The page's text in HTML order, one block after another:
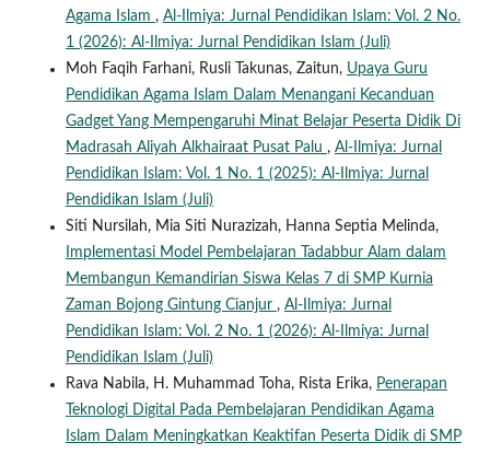
Agama Islam , Al-Ilmiya: Jurnal Pendidikan Islam: Vol. 2 No.
1 (2026): Al-Ilmiya: Jurnal Pendidikan Islam (Juli)
Moh Faqih Farhani, Rusli Takunas, Zaitun, Upaya Guru
Pendidikan Agama Islam Dalam Menangani Kecanduan
Gadget Yang Mempengaruhi Minat Belajar Peserta Didik Di
Madrasah Aliyah Alkhairaat Pusat Palu , Al-Ilmiya: Jurnal
Pendidikan Islam: Vol. 1 No. 1 (2025): Al-Ilmiya: Jurnal
Pendidikan Islam (Juli)
Siti Nursilah, Mia Siti Nurazizah, Hanna Septia Melinda,
Implementasi Model Pembelajaran Tadabbur Alam dalam
Membangun Kemandirian Siswa Kelas 7 di SMP Kurnia
Zaman Bojong Gintung Cianjur , Al-Ilmiya: Jurnal
Pendidikan Islam: Vol. 2 No. 1 (2026): Al-Ilmiya: Jurnal
Pendidikan Islam (Juli)
Rava Nabila, H. Muhammad Toha, Rista Erika, Penerapan
Teknologi Digital Pada Pembelajaran Pendidikan Agama
Islam Dalam Meningkatkan Keaktifan Peserta Didik di SMP